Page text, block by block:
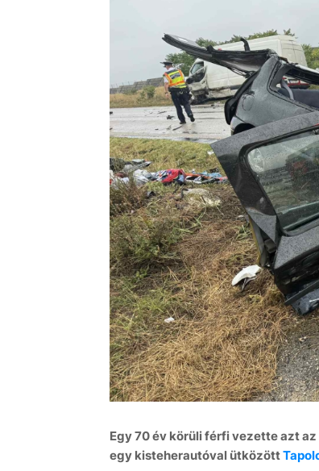
Egy 70 év körüli férfi vezette azt
egy kisteherautóval ütközött